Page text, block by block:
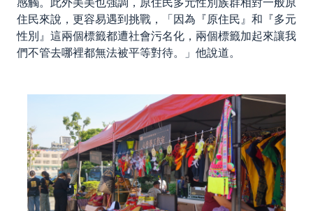
住民來說，更容易遇到挑戰，「因為『原住民』和『多元
性別』這兩個標籤都遭社會污名化，兩個標籤加起來讓我
們不管去哪裡都無法被平等對待。」他說道。